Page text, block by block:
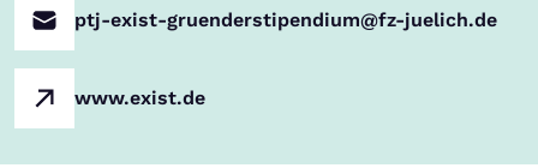
ptj-exist-gruenderstipendium@fz-juelich.de
www.exist.de